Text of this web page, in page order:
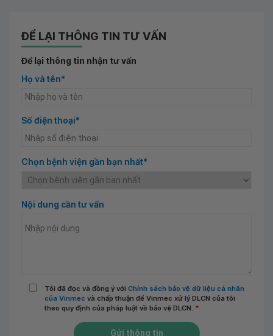
ĐỂ LẠI THÔNG TIN TƯ VẤN
Để lại thông tin nhận tư vấn
Họ và tên*
Số điện thoại*
Chọn bệnh viện gần bạn nhất*
Nội dung cần tư vấn
Tôi đã đọc và đồng ý với Chính sách bảo vệ dữ liệu cá nhân
của Vinmec và chấp thuận để Vinmec xử lý DLCN của tôi
theo quy định của pháp luật về bảo vệ DLCN. *
Gửi thông tin